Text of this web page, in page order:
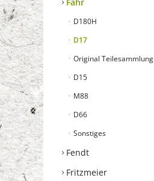
D180H
D17
Original Teilesammlung
D15
M88
D66
Sonstiges
Fendt
Fritzmeier